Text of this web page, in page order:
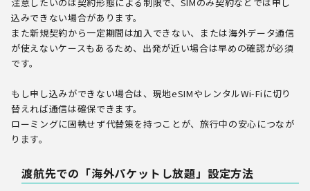
込みできない場合があります。
また新規契約から一定期間は加入できない、または海外データ通信
が使えないケースもあるため、出発が近い場合は早めの確認が必須
です。
もし申し込みができない場合は、現地eSIMやレンタルWi-Fiに切り
替えれば通信は確保できます。
ローミングに固執せず代替策を持つことが、旅行中の安心につなが
ります。
渡航先での「海外パケットし放題」設定方法